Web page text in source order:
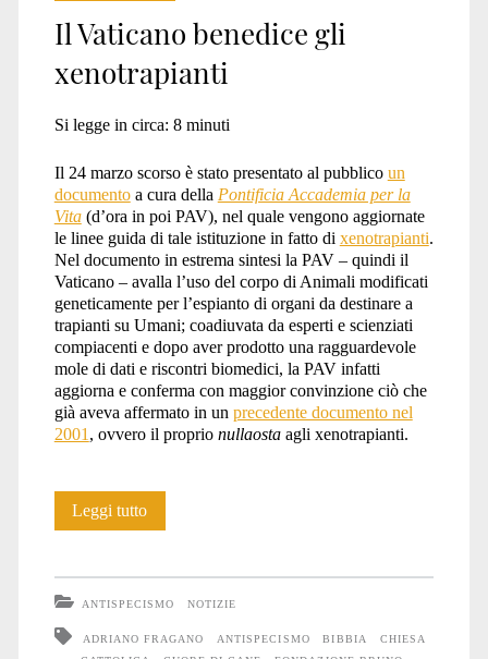
Posts
Il Vaticano benedice gli
xenotrapianti
Si legge in circa: 8 minuti
Il 24 marzo scorso è stato presentato al pubblico un
documentoa cura della Pontificia Accademia per la
Vita(d’ora in poi PAV), nel quale vengono aggiornate
le linee guida di tale istituzione in fatto di xenotrapianti.
Nel documento in estrema sintesi la PAV – quindi il
Vaticano – avalla l’uso del corpo di Animali modificati
geneticamente per l’espianto di organi da destinare a
trapianti su Umani; coadiuvata da esperti e scienziati
compiacenti e dopo aver prodotto una ragguardevole
mole di dati e riscontri biomedici, la PAV infatti
aggiorna e conferma con maggior convinzione ciò che
già aveva affermato in un precedente documento nel
2001 , ovvero il proprio nullaostaagli xenotrapianti.
Leggi tuttoIl
ANTISPECISMO NOTIZIE
ADRIANO FRAGANO ANTISPECISMO BIBBIA
CHIESA